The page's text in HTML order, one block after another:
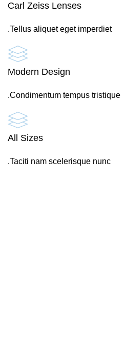
Carl Zeiss Lenses
Tellus aliquet eget imperdiet.
Modern Design
Condimentum tempus tristique.
All Sizes
Taciti nam scelerisque nunc.